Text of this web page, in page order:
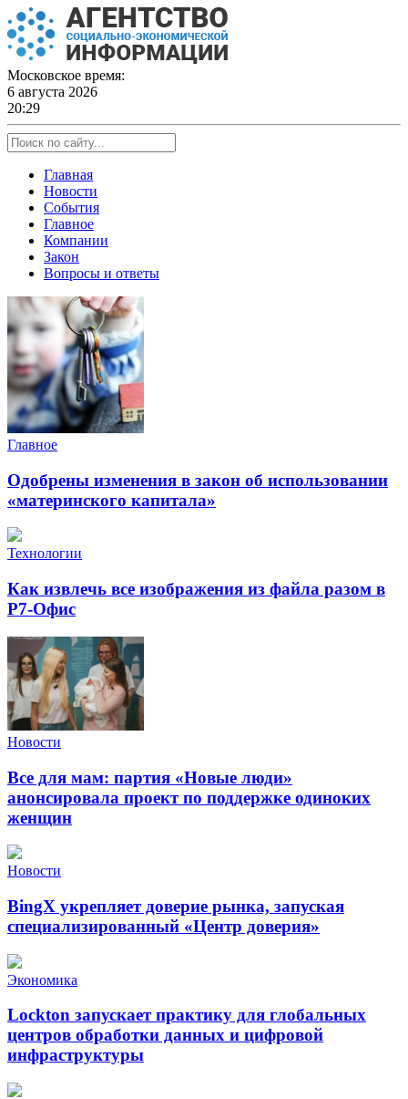
Skip
to
content
Московское время:
6 августа 2026
20:29
Главная
Новости
События
Главное
Компании
Закон
Вопросы и ответы
Главное
Одобрены изменения в закон об использовании
«материнского капитала»
Технологии
Как извлечь все изображения из файла разом в
Р7-Офис
Новости
Все для мам: партия «Новые люди»
анонсировала проект по поддержке одиноких
женщин
Новости
BingX укрепляет доверие рынка, запуская
специализированный «Центр доверия»
Экономика
Lockton запускает практику для глобальных
центров обработки данных и цифровой
инфраструктуры